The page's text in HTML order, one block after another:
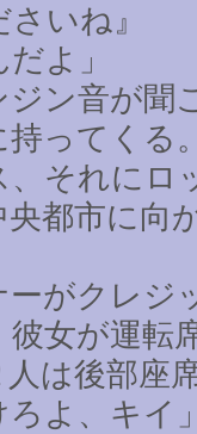
いね』
よ」
ン音が聞
持ってくる
それにロ
央都市に向
がクレジ
彼女が運転
人は後部座
ろよ、キイ